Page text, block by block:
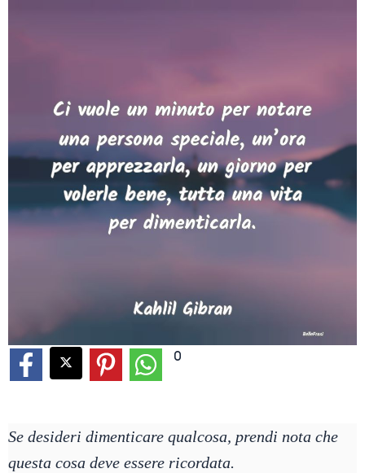
0
Se desideri dimenticare qualcosa, prendi nota che
questa cosa deve essere ricordata.